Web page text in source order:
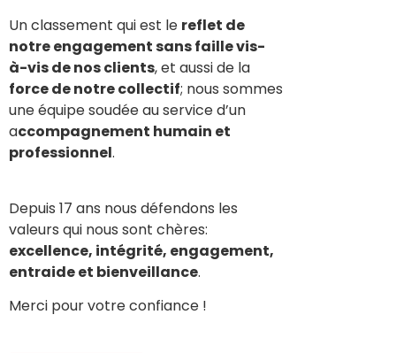
Un classement qui est le reflet de
notre engagement sans faille vis-
à-vis de nos clients, et aussi de la
force de notre collectif; nous sommes
une équipe soudée au service d’un
accompagnement humain et
professionnel.
Depuis 17 ans nous défendons les
valeurs qui nous sont chères:
excellence, intégrité, engagement,
entraide et bienveillance.
Merci pour votre confiance !